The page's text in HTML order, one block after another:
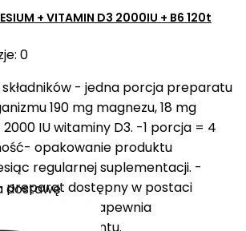
+ VITAMIN D3 2000IU + B6 120t
0
- jedna porcja preparatu
190 mg magnezu, 18 mg
IU witaminy D3. -1 porcja = 4
opakowanie produktu
regularnej suplementacji. -
preparat dostępny w postaci
tabletek zapewnia
dostawę